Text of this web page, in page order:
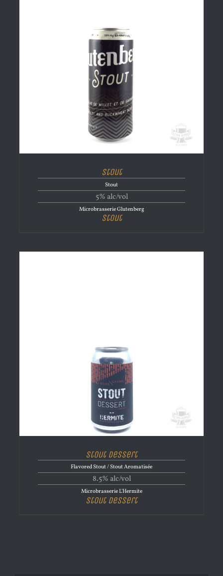
Stout
Stout
5% alc/vol
Microbrasserie Glutenberg
Stout
Stout Dessert
Flavored Stout / Stout Aromatisée
8.5% alc/vol
Microbrasserie L'Hermite
Stout Dessert